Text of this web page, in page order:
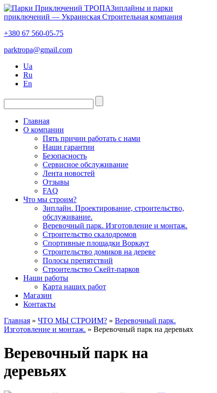
Зиплайны и парки
приключений — Украинская Строительная компания
+380 67 560-05-75
parktropa@gmail.com
Ua
Ru
En
Главная
О компании
Пять причин работать с нами
Наши гарантии
Безопасность
Сервисное обслуживание
Лента новостей
Отзывы
FAQ
Что мы строим?
Зиплайн. Проектирование, строительство,
обслуживание.
Веревочный парк. Изготовление и монтаж.
Строительство скалодромов
Спортивные площадки Воркаут
Строительство домиков на дереве
Полосы препятствий
Строительство Скейт-парков
Наши работы
Карта наших работ
Магазин
Контакты
Главная » ЧТО МЫ СТРОИМ? » Веревочный парк.
Изготовление и монтаж. » Веревочный парк на деревьях
Веревочный парк на
деревьях